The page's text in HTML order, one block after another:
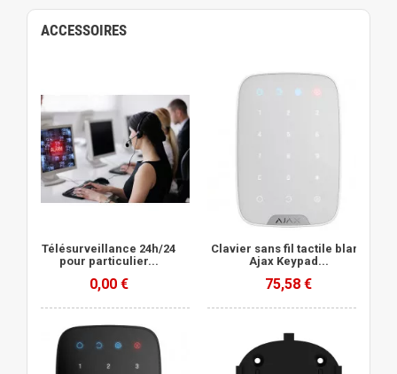
ACCESSOIRES
Télésurveillance 24h/24
pour particulier...
0,00 €
Clavier sans fil tactile blanc
Ajax Keypad...
75,58 €